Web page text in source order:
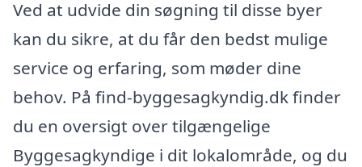
Ved at udvide din søgning til disse byer
kan du sikre, at du får den bedst mulige
service og erfaring, som møder dine
behov. På find-byggesagkyndig.dk finder
du en oversigt over tilgængelige
Byggesagkyndige i dit lokalområde, og du